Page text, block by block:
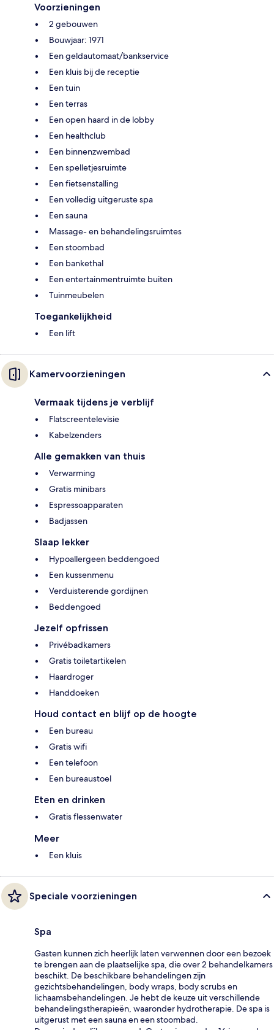
Voorzieningen
2 gebouwen
Bouwjaar: 1971
Een geldautomaat/bankservice
Een kluis bij de receptie
Een tuin
Een terras
Een open haard in de lobby
Een healthclub
Een binnenzwembad
Een spelletjesruimte
Een fietsenstalling
Een volledig uitgeruste spa
Een sauna
Massage- en behandelingsruimtes
Een stoombad
Een bankethal
Een entertainmentruimte buiten
Tuinmeubelen
Toegankelijkheid
Een lift
Kamervoorzieningen
Vermaak tijdens je verblijf
Flatscreentelevisie
Kabelzenders
Alle gemakken van thuis
Verwarming
Gratis minibars
Espressoapparaten
Badjassen
Slaap lekker
Hypoallergeen beddengoed
Een kussenmenu
Verduisterende gordijnen
Beddengoed
Jezelf opfrissen
Privébadkamers
Gratis toiletartikelen
Haardroger
Handdoeken
Houd contact en blijf op de hoogte
Een bureau
Gratis wifi
Een telefoon
Een bureaustoel
Eten en drinken
Gratis flessenwater
Meer
Een kluis
Speciale voorzieningen
Spa
Gasten kunnen zich heerlijk laten verwennen door een bezoek
te brengen aan de plaatselijke spa, die over 2 behandelkamers
beschikt. De beschikbare behandelingen zijn
gezichtsbehandelingen, body wraps, body scrubs en
lichaamsbehandelingen. Je hebt de keuze uit verschillende
behandelingstherapieën, waaronder hydrotherapie. De spa is
uitgerust met een sauna en een stoombad.